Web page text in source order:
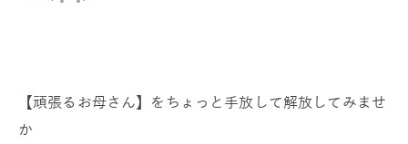
【頑張るお母さん】をちょっと手放して解放してみませ
か